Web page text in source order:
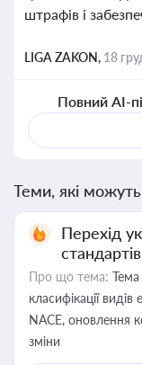
штрафів і
LIGA ZAKON, 18
Повний AI-
Теми, які можуть
Перехід
Про що тема: Тема
класифікації
NACE, оновлення
зміни